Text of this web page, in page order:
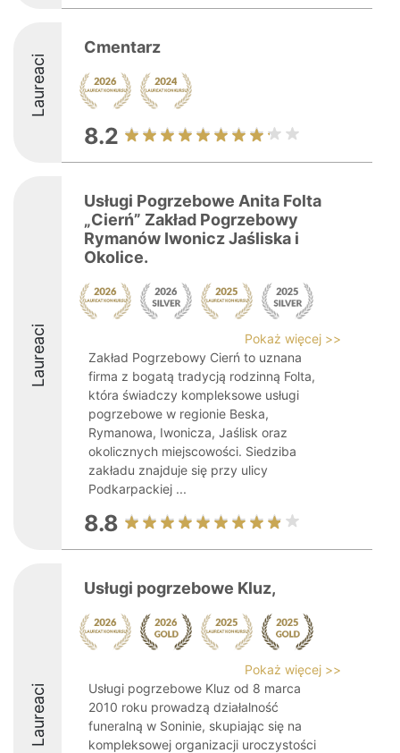
Laureaci
Cmentarz
8.2
Laureaci
Usługi Pogrzebowe Anita Folta
„Cierń” Zakład Pogrzebowy
Rymanów Iwonicz Jaśliska i
Okolice.
Pokaż więcej >>
Zakład Pogrzebowy Cierń to uznana
firma z bogatą tradycją rodzinną Folta,
która świadczy kompleksowe usługi
pogrzebowe w regionie Beska,
Rymanowa, Iwonicza, Jaślisk oraz
okolicznych miejscowości. Siedziba
zakładu znajduje się przy ulicy
Podkarpackiej ...
8.8
Laureaci
Usługi pogrzebowe Kluz,
Pokaż więcej >>
Usługi pogrzebowe Kluz od 8 marca
2010 roku prowadzą działalność
funeralną w Soninie, skupiając się na
kompleksowej organizacji uroczystości